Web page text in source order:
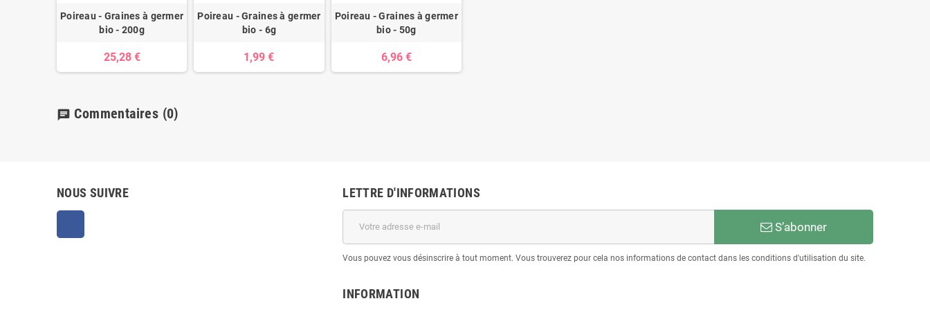
Poireau - Graines à germer
bio - 200g
25,28 €
Poireau - Graines à germer
bio - 6g
1,99 €
Poireau - Graines à germer
bio - 50g
6,96 €
chat Commentaires (0)
NOUS SUIVRE LETTRE D'INFORMATIONS
S’abonner
Vous pouvez vous désinscrire à tout moment. Vous trouverez pour cela nos informations de contact dans les conditions d'utilisation du site.
INFORMATION